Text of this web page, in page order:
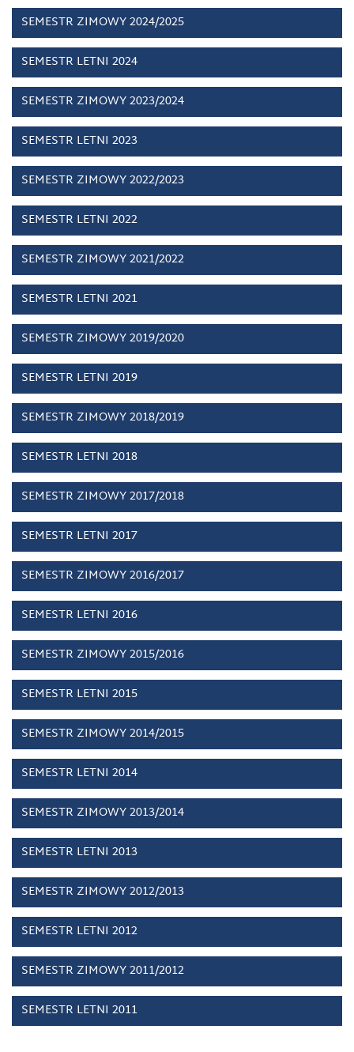
SEMESTR ZIMOWY 2024/2025
SEMESTR LETNI 2024
SEMESTR ZIMOWY 2023/2024
SEMESTR LETNI 2023
SEMESTR ZIMOWY 2022/2023
SEMESTR LETNI 2022
SEMESTR ZIMOWY 2021/2022
SEMESTR LETNI 2021
SEMESTR ZIMOWY 2019/2020
SEMESTR LETNI 2019
SEMESTR ZIMOWY 2018/2019
SEMESTR LETNI 2018
SEMESTR ZIMOWY 2017/2018
SEMESTR LETNI 2017
SEMESTR ZIMOWY 2016/2017
SEMESTR LETNI 2016
SEMESTR ZIMOWY 2015/2016
SEMESTR LETNI 2015
SEMESTR ZIMOWY 2014/2015
SEMESTR LETNI 2014
SEMESTR ZIMOWY 2013/2014
SEMESTR LETNI 2013
SEMESTR ZIMOWY 2012/2013
SEMESTR LETNI 2012
SEMESTR ZIMOWY 2011/2012
SEMESTR LETNI 2011